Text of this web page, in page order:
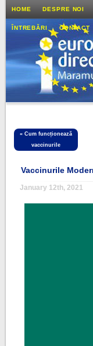
HOME DESPRE NOI
ÎNTREBĂRI CONTACT
«Cum funcționează
vaccinurile
Vaccinurile
January 12th, 2021